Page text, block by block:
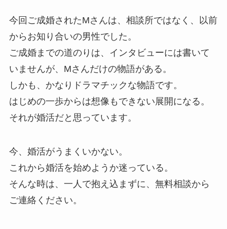
今回ご成婚されたMさんは、相談所ではなく、以前
からお知り合いの男性でした。
ご成婚までの道のりは、インタビューには書いて
いませんが、Mさんだけの物語がある。
しかも、かなりドラマチックな物語です。
はじめの一歩からは想像もできない展開になる。
それが婚活だと思っています。
今、婚活がうまくいかない。
これから婚活を始めようか迷っている。
そんな時は、一人で抱え込まずに、無料相談から
ご連絡ください。